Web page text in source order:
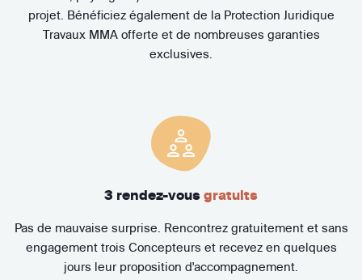
projet. Bénéficiez également de la Protection Juridique
Travaux MMA offerte et de nombreuses garanties
exclusives.
3 rendez-vous gratuits
Pas de mauvaise surprise. Rencontrez gratuitement et sans
engagement trois Concepteurs et recevez en quelques
jours leur proposition d'accompagnement.